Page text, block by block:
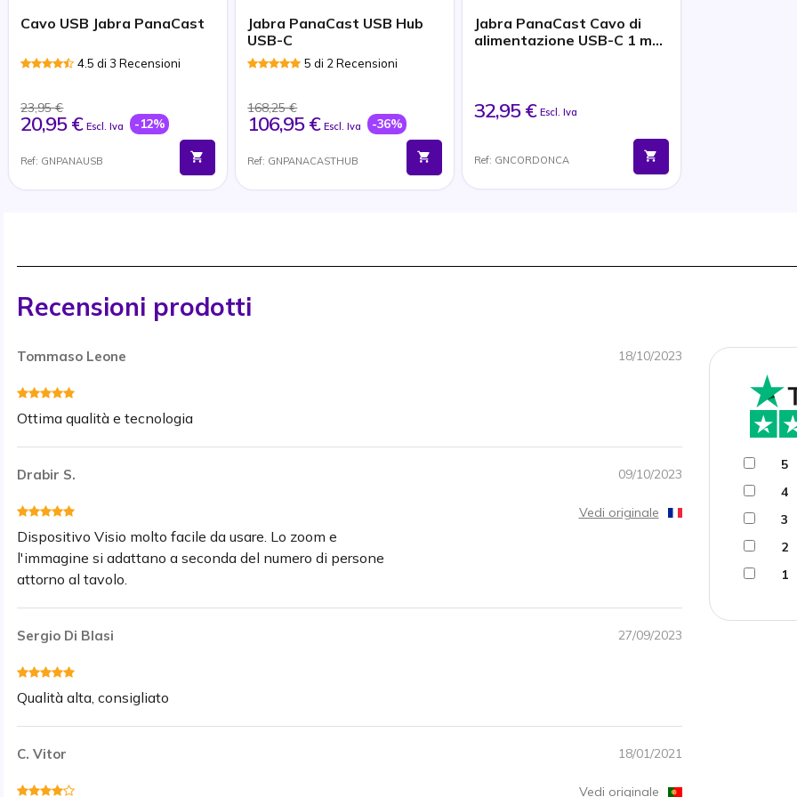
Cavo USB Jabra PanaCast
4.5 di 3 Recensioni
23,95 €
20,95 € Escl. Iva -12%
Ref: GNPANAUSB
Jabra PanaCast USB Hub
USB-C
5 di 2 Recensioni
168,25 €
106,95 € Escl. Iva -36%
Ref: GNPANACASTHUB
Jabra PanaCast Cavo di
alimentazione USB-C 1 m
32,95 € Escl. Iva
Ref: GNCORDONCA
Recensioni prodotti
Tommaso Leone 18/10/2023
Ottima qualità e tecnologia
Drabir S. 09/10/2023
Dispositivo Visio molto facile da usare. Lo zoom e
l'immagine si adattano a seconda del numero di persone
attorno al tavolo.
Vedi originale
Sergio Di Blasi 27/09/2023
Qualità alta, consigliato
C. Vitor 18/01/2021
Vedi originale
5
4
3
2
1